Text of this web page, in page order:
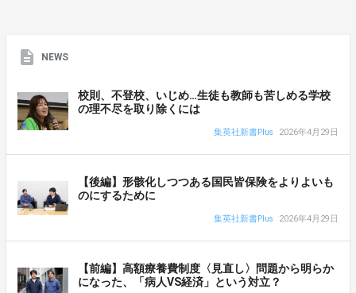
NEWS
校則、不登校、いじめ…生徒も教師も苦しめる学校
の理不尽を取り除くには
集英社新書Plus 2026年4月29日
【後編】形骸化しつつある国民皆保険をよりよいも
のにするために
集英社新書Plus 2026年4月29日
【前編】高額療養費制度〈見直し〉問題から明らか
になった、「病人VS経済」という対立？